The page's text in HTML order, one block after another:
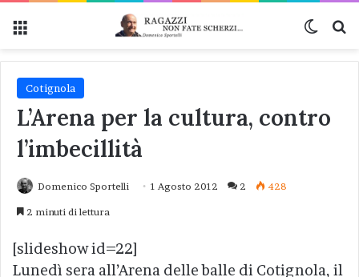
Cotignola
L’Arena per la cultura, contro
l’imbecillità
Domenico Sportelli 1 Agosto 2012 2 428
2 minuti di lettura
[slideshow id=22]
Lunedì sera all’Arena delle balle di Cotignola, il